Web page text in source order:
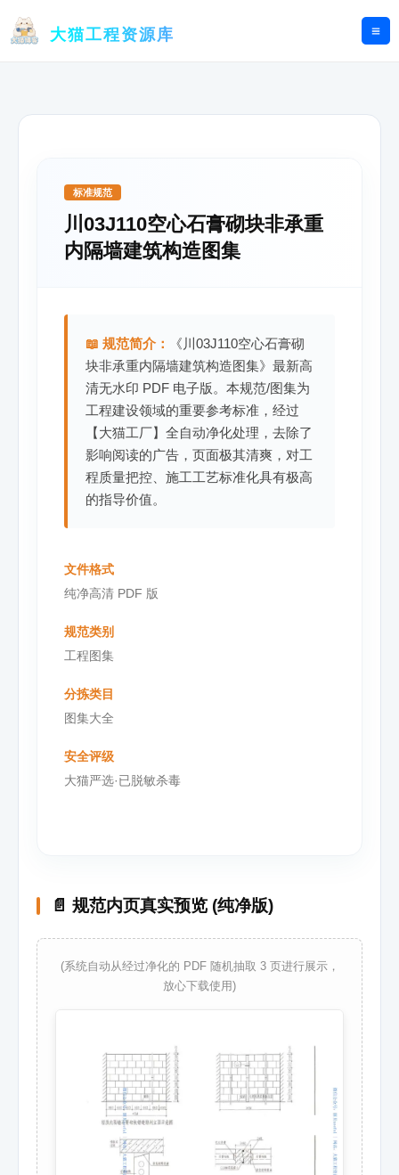
大猫工程资源库
标准规范
川03J110空心石膏砌块非承重
内隔墙建筑构造图集
📖 规范简介：
《川03J110空心石膏砌
块非承重内隔墙建筑构造图集》最新高
清无水印 PDF 电子版。本规范/图集为
工程建设领域的重要参考标准，经过
【大猫工厂】全自动净化处理，去除了
影响阅读的广告，页面极其清爽，对工
程质量把控、施工工艺标准化具有极高
的指导价值。
文件格式
纯净高清 PDF 版
规范类别
工程图集
分拣类目
图集大全
安全评级
大猫严选·已脱敏杀毒
📄 规范内页真实预览 (纯净版)
(系统自动从经过净化的 PDF 随机抽取 3 页进行展示，
放心下载使用)